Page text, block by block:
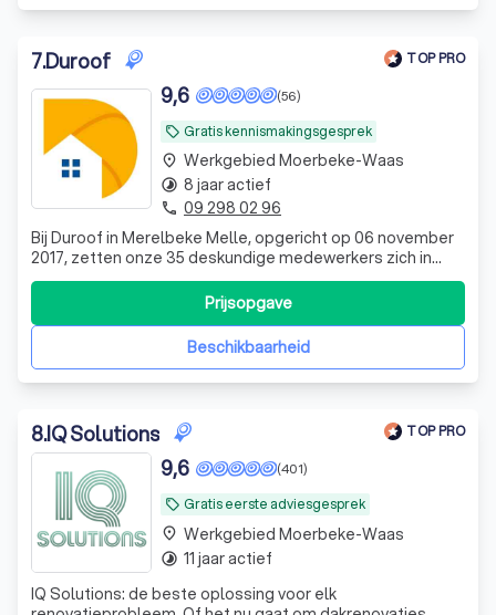
7.Duroof TOP PRO
local_offer Gratis kennismakingsgesprek
(56)
9,6
Bij Duroof in Merelbeke Melle, opgericht op 06 november
2017, zetten onze 35 deskundige medewerkers zich in
voor dakrenovatie, plaatsing van nieuwe daken,
dakpannen, leien daken, dakisolatie en schuine daken. Wij
bieden betrouwbare oplossingen op maat voor uw
dakbehoeften. Vraag vandaag nog een grat
Beschikbaarheid
Prijsopgave
place Werkgebied Moerbeke-Waas
timelapse 8 jaar actief
phone 09 298 02 96
8.IQ Solutions TOP PRO
local_offer Gratis eerste adviesgesprek
(401)
9,6
IQ Solutions: de beste oplossing voor elk
place Werkgebied Moerbeke-Waas
timelapse 11 jaar actief